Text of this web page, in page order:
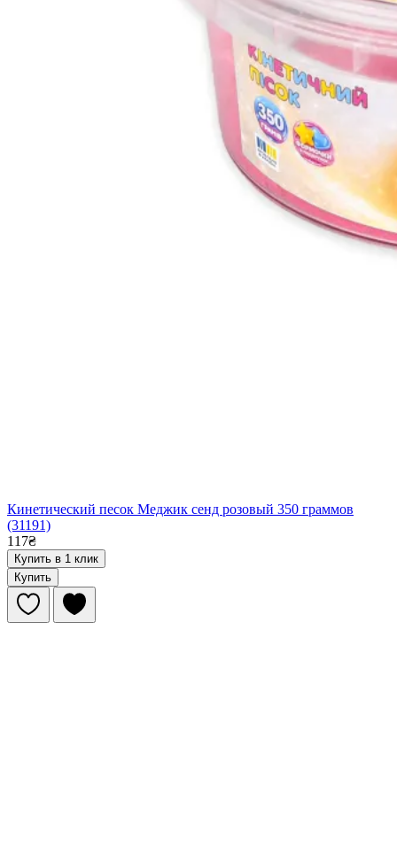
Кинетический песок Меджик сенд розовый 350 граммов
(31191)
117₴
Купить в 1 клик
Купить